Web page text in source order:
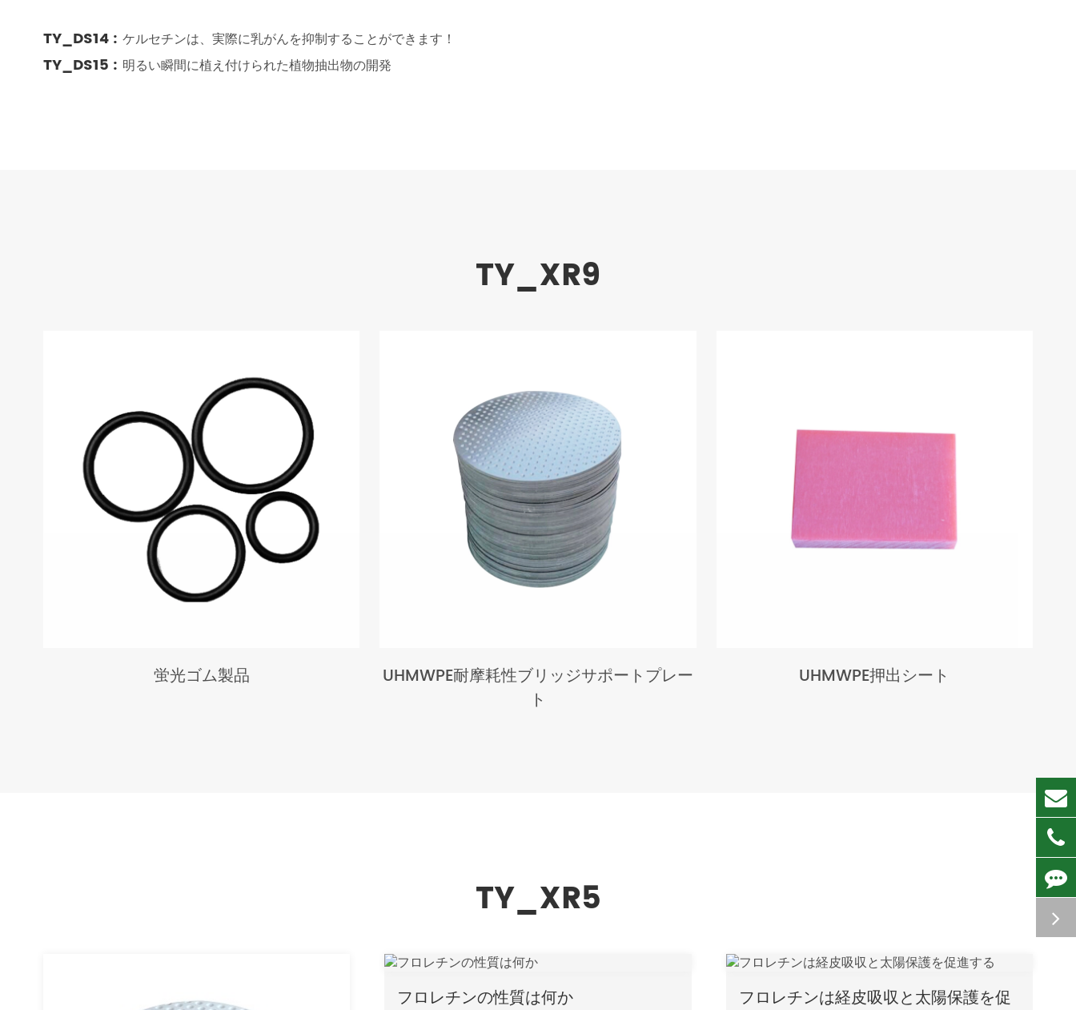
TY_DS14 : ケルセチンは、実際に乳がんを抑制することができます！
TY_DS15 : 明るい瞬間に植え付けられた植物抽出物の開発
TY_XR9
蛍光ゴム製品
UHMWPE耐摩耗性ブリッジサポートプレー
ト
UHMWPE押出シート
TY_XR5
フロレチンの性質は何か
フロレチンは経皮吸収と太陽保護を促